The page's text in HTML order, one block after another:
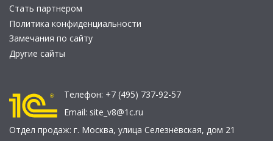
Стать партнером
Политика конфиденциальности
Замечания по сайту
Другие сайты
Телефон: +7 (495) 737-92-57
Email: site_v8@1c.ru
Отдел продаж: г. Москва, улица Селезнёвская, дом 21